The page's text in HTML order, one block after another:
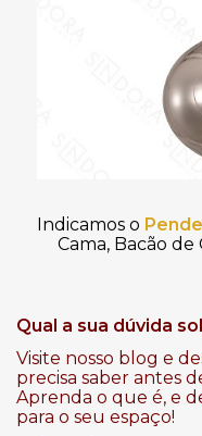
Indicamos o
Cama, Bacão
Qual a sua dúvida
Visite nosso blog e
precisa saber antes
Aprenda o que é, e
para o seu espaço!